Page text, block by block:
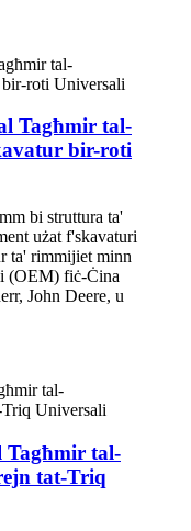
Tagħmir tal-
bir-roti
bi struttura ta'
użat f'skavaturi
ta' rimmijiet minn
(OEM) fiċ-Ċina
John Deere, u
Tagħmir tal-
tat-Triq